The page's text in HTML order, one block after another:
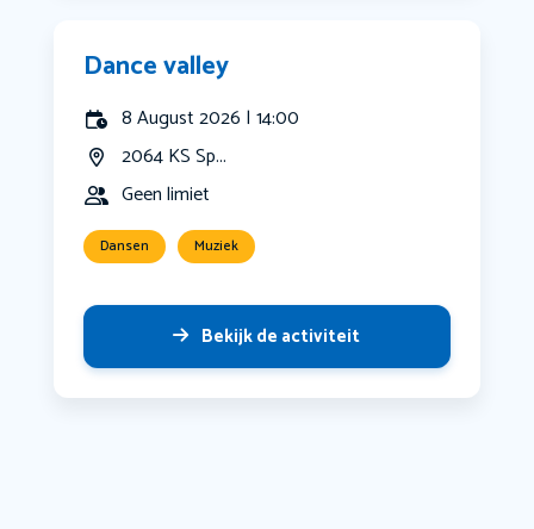
Dance valley
8 August 2026 | 14:00
2064 KS Sp...
Geen limiet
Dansen Muziek
Bekijk de activiteit